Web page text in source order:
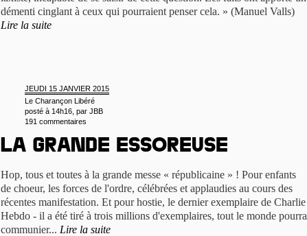
démenti cinglant à ceux qui pourraient penser cela. » (Manuel Valls)
Lire la suite
JEUDI 15 JANVIER 2015
Le Charançon Libéré
posté à 14h16, par JBB
191 commentaires
La grande essoreuse
Hop, tous et toutes à la grande messe « républicaine » ! Pour enfants
de choeur, les forces de l'ordre, célébrées et applaudies au cours des
récentes manifestation. Et pour hostie, le dernier exemplaire de Charlie
Hebdo - il a été tiré à trois millions d'exemplaires, tout le monde pourra
communier... Lire la suite